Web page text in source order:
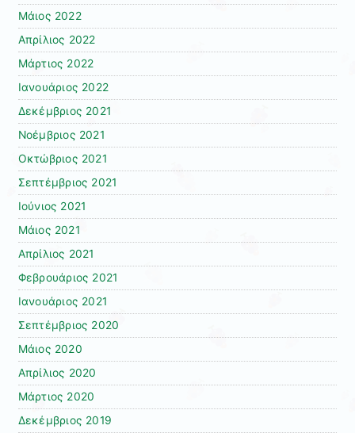
Μάιος 2022
Απρίλιος 2022
Μάρτιος 2022
Ιανουάριος 2022
Δεκέμβριος 2021
Νοέμβριος 2021
Οκτώβριος 2021
Σεπτέμβριος 2021
Ιούνιος 2021
Μάιος 2021
Απρίλιος 2021
Φεβρουάριος 2021
Ιανουάριος 2021
Σεπτέμβριος 2020
Μάιος 2020
Απρίλιος 2020
Μάρτιος 2020
Δεκέμβριος 2019